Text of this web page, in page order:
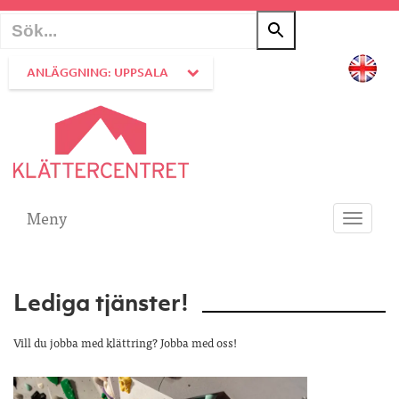
ANLÄGGNING: UPPSALA
Toggle
Meny
Lediga tjänster!
Vill du jobba med klättring? Jobba med oss!